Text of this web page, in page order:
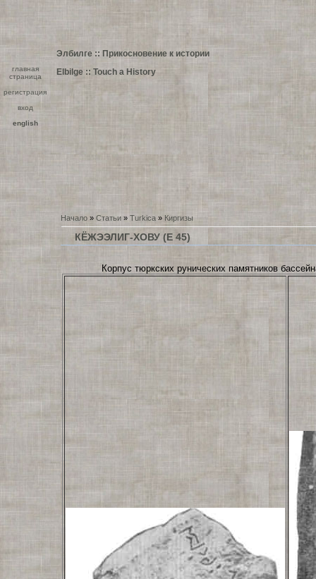
главная
страница
регистрация
вход
english
Элбилге :: Прикосновение к истории
Elbilge :: Touch a History
Начало » Статьи » Turkica » Киргизы
КЁЖЭЭЛИГ-ХОВУ (Е 45)
Корпус тюркских рунических памятников